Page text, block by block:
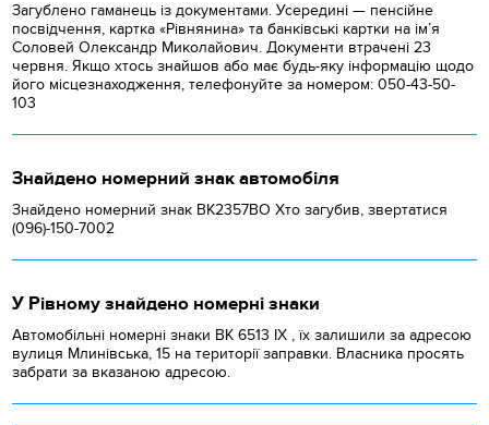
Загублено гаманець із документами. Усередині — пенсійне
посвідчення, картка «Рівнянина» та банківські картки на ім’я
Соловей Олександр Миколайович. Документи втрачені 23
червня. Якщо хтось знайшов або має будь-яку інформацію щодо
його місцезнаходження, телефонуйте за номером: 050-43-50-
103
Знайдено номерний знак автомобіля
Знайдено номерний знак ВК2357ВО Хто загубив, звертатися
(096)-150-7002
У Рівному знайдено номерні знаки
Автомобільні номерні знаки BK 6513 IX , їх залишили за адресою
вулиця Млинівська, 15 на території заправки. Власника просять
забрати за вказаною адресою.